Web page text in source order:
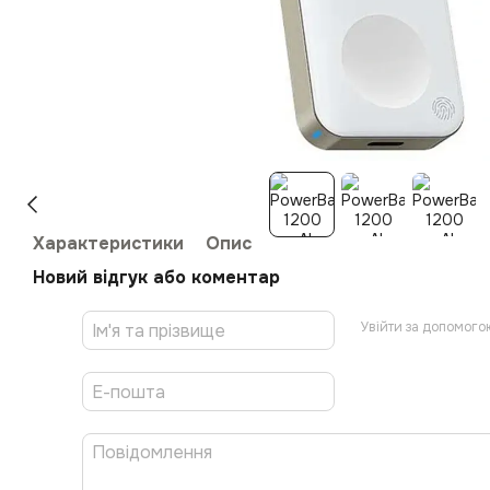
Характеристики
Опис
Новий відгук або коментар
Увійти за